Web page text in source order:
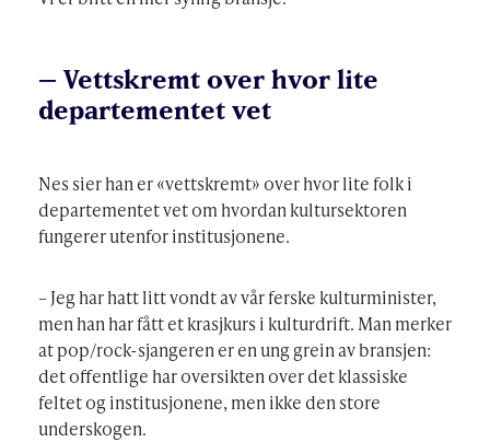
– Vettskremt over hvor lite
departementet vet
Nes sier han er «vettskremt» over hvor lite folk i
departementet vet om hvordan kultursektoren
fungerer utenfor institusjonene.
– Jeg har hatt litt vondt av vår ferske kulturminister,
men han har fått et krasjkurs i kulturdrift. Man merker
at pop/rock-sjangeren er en ung grein av bransjen:
det offentlige har oversikten over det klassiske
feltet og institusjonene, men ikke den store
underskogen.